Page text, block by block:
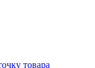
товара